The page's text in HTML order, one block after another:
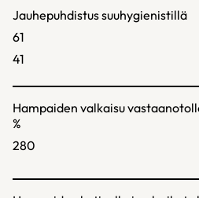
Jauhepuhdistus suuhygienistillä
61
41
Hampaiden valkaisu
%
280